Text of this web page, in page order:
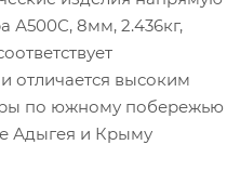
А500С, 8мм, 2.436кг,
отличается высоким
по южному побережью
Адыгея и Крыму